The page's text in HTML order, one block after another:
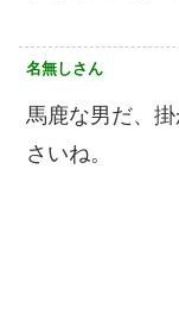
名無しさん
馬鹿な男だ、
さいね。